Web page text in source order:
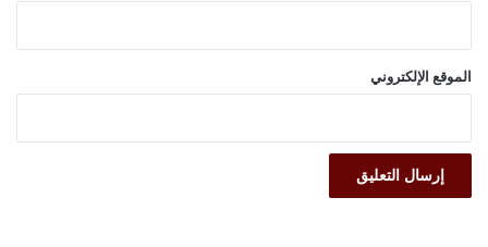
الموقع الإلكتروني